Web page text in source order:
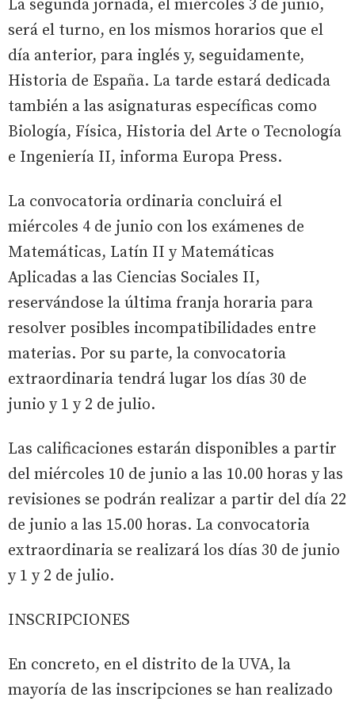
La segunda jornada, el miércoles 3 de junio,
será el turno, en los mismos horarios que el
día anterior, para inglés y, seguidamente,
Historia de España. La tarde estará dedicada
también a las asignaturas específicas como
Biología, Física, Historia del Arte o Tecnología
e Ingeniería II, informa Europa Press.
La convocatoria ordinaria concluirá el
miércoles 4 de junio con los exámenes de
Matemáticas, Latín II y Matemáticas
Aplicadas a las Ciencias Sociales II,
reservándose la última franja horaria para
resolver posibles incompatibilidades entre
materias. Por su parte, la convocatoria
extraordinaria tendrá lugar los días 30 de
junio y 1 y 2 de julio.
Las calificaciones estarán disponibles a partir
del miércoles 10 de junio a las 10.00 horas y las
revisiones se podrán realizar a partir del día 22
de junio a las 15.00 horas. La convocatoria
extraordinaria se realizará los días 30 de junio
y 1 y 2 de julio.
INSCRIPCIONES
En concreto, en el distrito de la UVA, la
mayoría de las inscripciones se han realizado